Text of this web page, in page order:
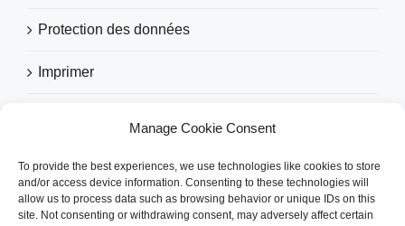
Manage Cookie Consent
To provide the best experiences, we use technologies like cookies to store
and/or access device information. Consenting to these technologies will
allow us to process data such as browsing behavior or unique IDs on this
site. Not consenting or withdrawing consent, may adversely affect certain
Protection des données
Imprimer